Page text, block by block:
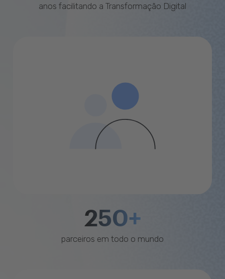
anos facilitando a Transformação Digital
250+
parceiros em todo o mundo